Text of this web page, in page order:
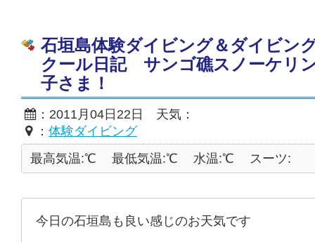
石垣島体験ダイビング＆ダイビン
クール日記 サンゴ礁スノーケリ
子さま！
：2011月04日22日 天気：
： 体験ダイビング
最高気温:℃
最低気温:℃ 水温:℃ スーツ:
今日の石垣島も良い感じのお天気です